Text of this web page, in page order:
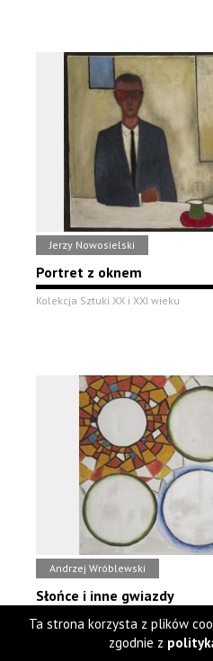
Jerzy Nowosielski
Portret z oknem
Kolekcja Sztuki XX i XXI wieku
Andrzej Wróblewski
Słońce i inne gwiazdy
Kolekcja Sztuki XX i XXI wieku
Ta strona korzysta z plików
zgodnie z